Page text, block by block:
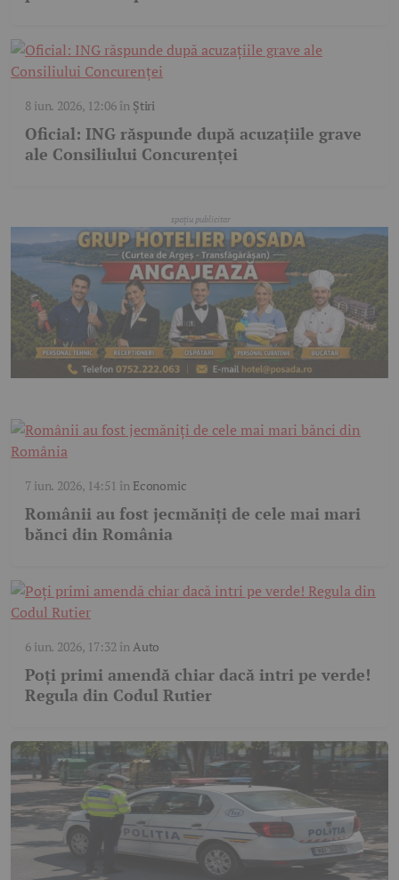
8 iun. 2026, 12:06în Știri
Oficial: ING răspunde după acuzațiile grave
ale Consiliului Concurenței
7 iun. 2026, 14:51 în Economic
Românii au fost jecmăniți de cele mai mari
bănci din România
6 iun. 2026, 17:32 în Auto
Poți primi amendă chiar dacă intri pe verde!
Regula din Codul Rutier